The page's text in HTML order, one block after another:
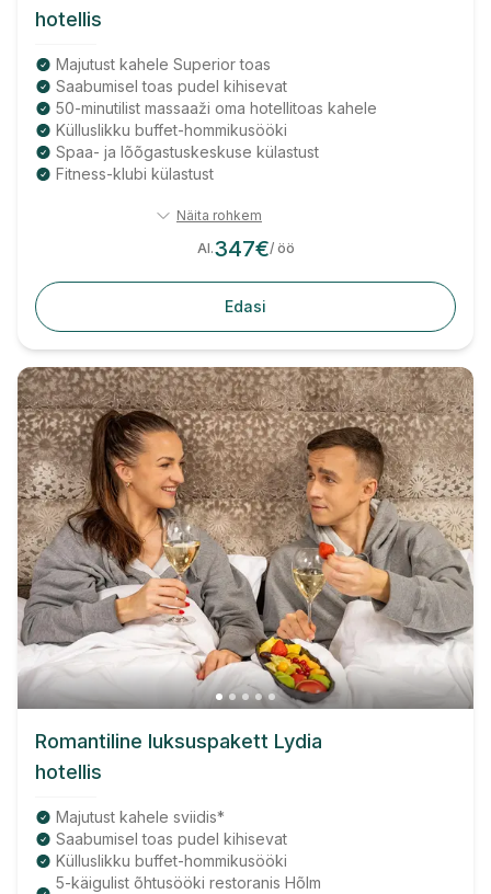
hotellis
Majutust kahele Superior toas
Saabumisel toas pudel kihisevat
50-minutilist massaaži oma hotellitoas kahele
Külluslikku buffet-hommikusööki
Spaa- ja lõõgastuskeskuse külastust
Fitness-klubi külastust
Näita rohkem
Al.347€/ öö
Edasi
Romantiline luksuspakett Lydia
hotellis
Majutust kahele sviidis*
Saabumisel toas pudel kihisevat
Külluslikku buffet-hommikusööki
5-käigulist õhtusööki restoranis Hõlm